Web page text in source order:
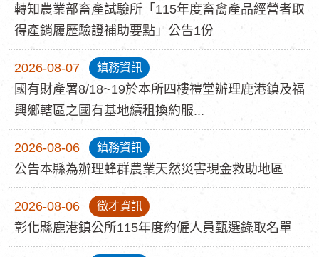
轉知農業部畜產試驗所「115年度畜禽產品經營者取
得產銷履歷驗證補助要點」公告1份
2026-08-07 鎮務資訊
國有財產署8/18~19於本所四樓禮堂辦理鹿港鎮及福
興鄉轄區之國有基地續租換約服...
2026-08-06 鎮務資訊
公告本縣為辦理蜂群農業天然災害現金救助地區
2026-08-06 徵才資訊
彰化縣鹿港鎮公所115年度約僱人員甄選錄取名單